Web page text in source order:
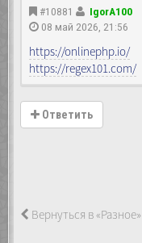
#10881
IgorA100
08 май 2026, 21:56
https://onlinephp.io/
https://regex101.com/
Ответить
Вернуться в «Разное»